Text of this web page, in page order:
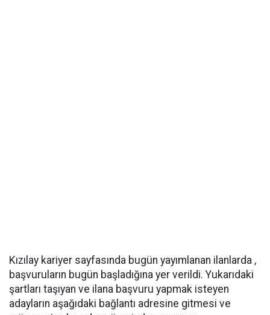
Kızılay kariyer sayfasında bugün yayımlanan ilanlarda ,
başvuruların bugün başladığına yer verildi. Yukarıdaki
şartları taşıyan ve ilana başvuru yapmak isteyen
adayların aşağıdaki bağlantı adresine gitmesi ve